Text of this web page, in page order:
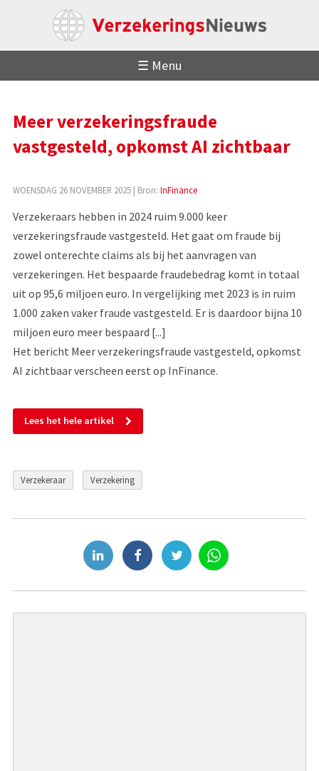
☰ Menu
Meer verzekeringsfraude
vastgesteld, opkomst AI zichtbaar
WOENSDAG 26 NOVEMBER 2025| Bron: InFinance
Verzekeraars hebben in 2024 ruim 9.000 keer
verzekeringsfraude vastgesteld. Het gaat om fraude bij
zowel onterechte claims als bij het aanvragen van
verzekeringen. Het bespaarde fraudebedrag komt in totaal
uit op 95,6 miljoen euro. In vergelijking met 2023 is in ruim
1.000 zaken vaker fraude vastgesteld. Er is daardoor bijna 10
miljoen euro meer bespaard [...]
Het bericht Meer verzekeringsfraude vastgesteld, opkomst
AI zichtbaar verscheen eerst op InFinance.
Lees het hele artikel
Verzekeraar Verzekering